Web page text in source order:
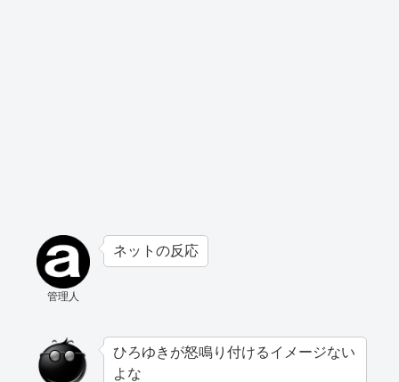
管理人
ネットの反応
ひろゆきが怒鳴り付けるイメージない
よな